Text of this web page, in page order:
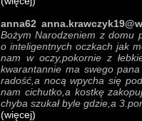
anna62
Bożym Narodzeniem z domu
o inteligentnych oczkach jak
nam w oczy,pokornie z
kwarantannie ma swego
radość,a nocą wpycha się
nam cichutko,a kostkę
chyba szukał byle gdzie,a
(więcej)